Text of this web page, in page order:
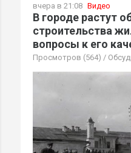
вчера в 21:08 Видео
В городе растут
строительства
вопросы к его
Просмотров (564) /